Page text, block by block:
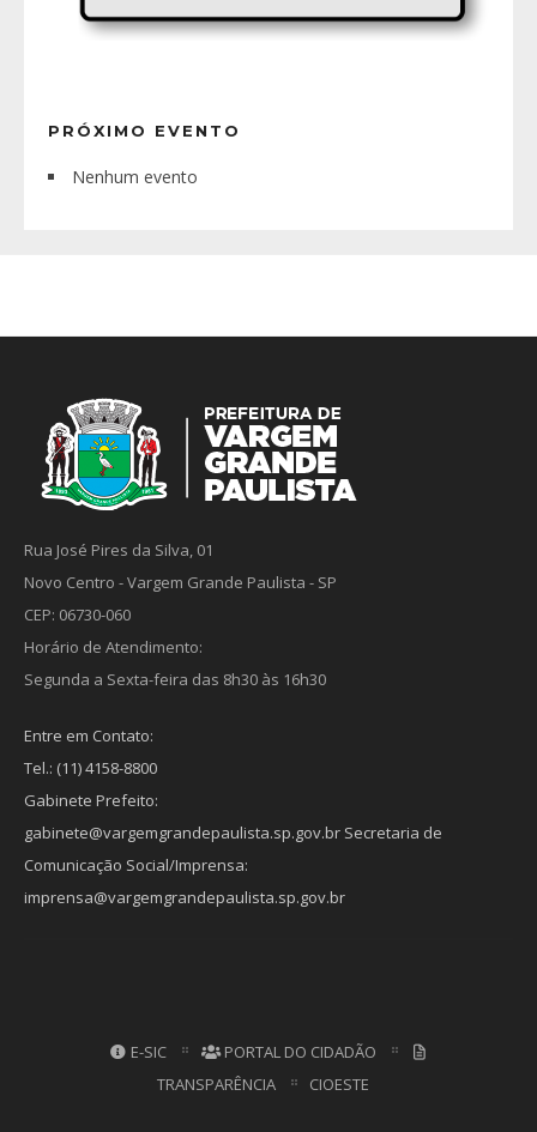
PRÓXIMO EVENTO
Nenhum evento
Rua José Pires da Silva, 01
Novo Centro - Vargem Grande Paulista - SP
CEP: 06730-060
Horário de Atendimento:
Segunda a Sexta-feira das 8h30 às 16h30
Entre em Contato:
Tel.: (11) 4158-8800
Gabinete Prefeito:
gabinete@vargemgrandepaulista.sp.gov.br Secretaria de
Comunicação Social/Imprensa:
imprensa@vargemgrandepaulista.sp.gov.br
E-SIC
PORTAL DO CIDADÃO
TRANSPARÊNCIA
CIOESTE